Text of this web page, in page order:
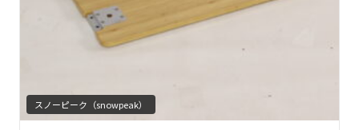
スノーピーク（snowpeak）